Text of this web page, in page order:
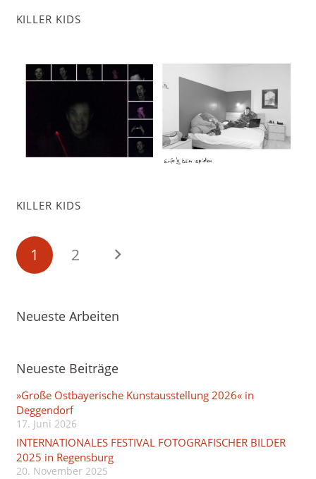
KILLER KIDS
KILLER KIDS
1 2
Neueste Arbeiten
Neueste Beiträge
»Große Ostbayerische Kunstausstellung 2026« in
Deggendorf
17. Juni 2026
INTERNATIONALES FESTIVAL FOTOGRAFISCHER BILDER
2025 in Regensburg
20. November 2025